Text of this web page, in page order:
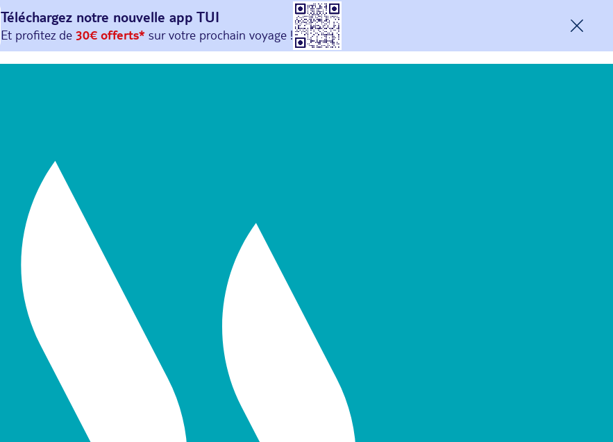
Téléchargez notre nouvelle app TUI
Et profitez de 30€ offerts*sur votreprochain
avec le code : HAPPYAPP